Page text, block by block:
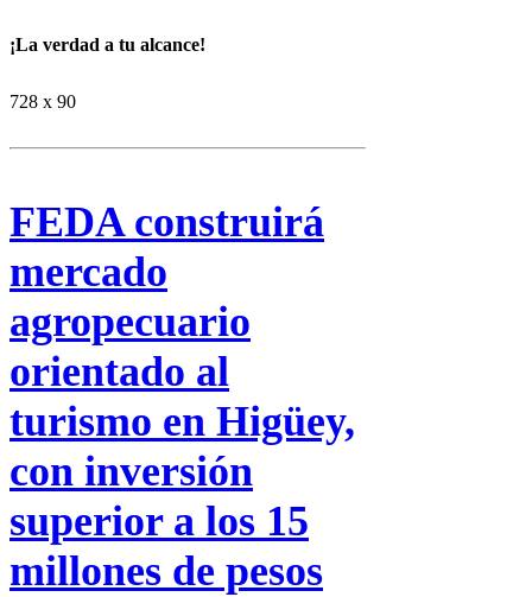
¡La verdad a tu alcance!
728 x 90
FEDA construirá
mercado
agropecuario
orientado al
turismo en Higüey,
con inversión
superior a los 15
millones de pesos